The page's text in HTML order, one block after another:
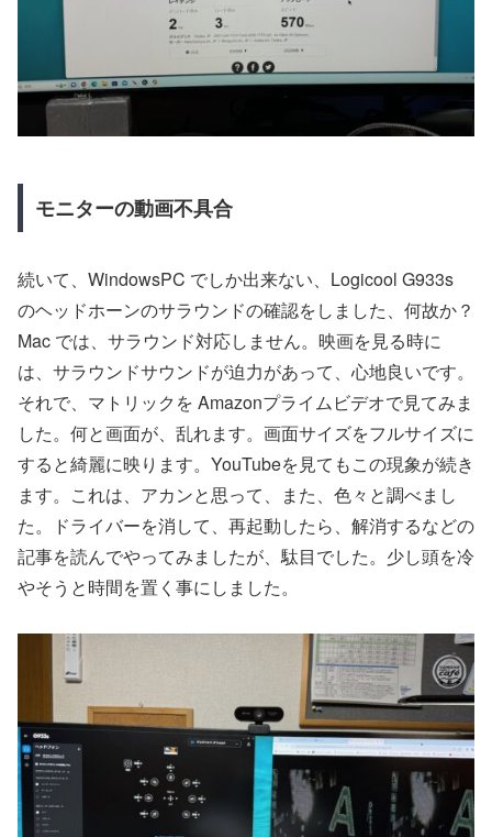
モニターの動画不具合
続いて、WindowsPC でしか出来ない、Logicool G933s
のヘッドホーンのサラウンドの確認をしました、何故か？
Mac では、サラウンド対応しません。映画を見る時に
は、サラウンドサウンドが迫力があって、心地良いです。
それで、マトリックを Amazonプライムビデオで見てみま
した。何と画面が、乱れます。画面サイズをフルサイズに
すると綺麗に映ります。YouTubeを見てもこの現象が続き
ます。これは、アカンと思って、また、色々と調べまし
た。ドライバーを消して、再起動したら、解消するなどの
記事を読んでやってみましたが、駄目でした。少し頭を冷
やそうと時間を置く事にしました。